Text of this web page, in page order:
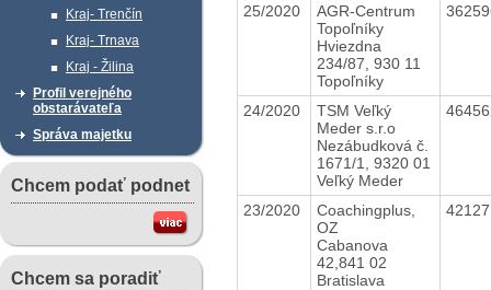
Kraj- Trenčín
Kraj- Trnava
Kraj - Žilina
Profil verejného
obstarávateľa
Správa majetku
Chcem podať podnet
Chcem sa poradiť
25/2020
AGR-Centrum
Topoľníky
Hviezdna
234/87, 930 11
Topoľníky
24/2020
TSM Veľký
Meder s.r.o
Nezábudková č.
1671/1, 9320 01
Veľký Meder
23/2020
Coachingplus,
OZ
Cabanova
42,841 02
Bratislava